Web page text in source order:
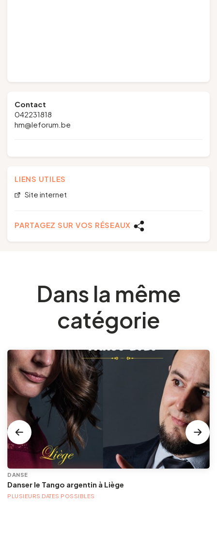
Contact
042231818
hm@leforum.be
LIENS UTILES
Site internet
PARTAGEZ SUR VOS RÉSEAUX
Dans la même
catégorie
DANSE
Danser le Tango argentin à Liège
PLUSIEURS DATES POSSIBLES